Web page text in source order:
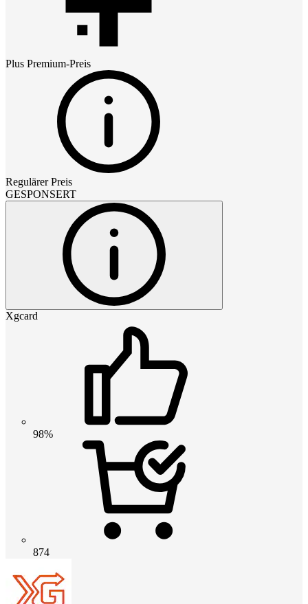
Plus Premium-Preis
Regulärer Preis
GESPONSERT
Xgcard
98%
874